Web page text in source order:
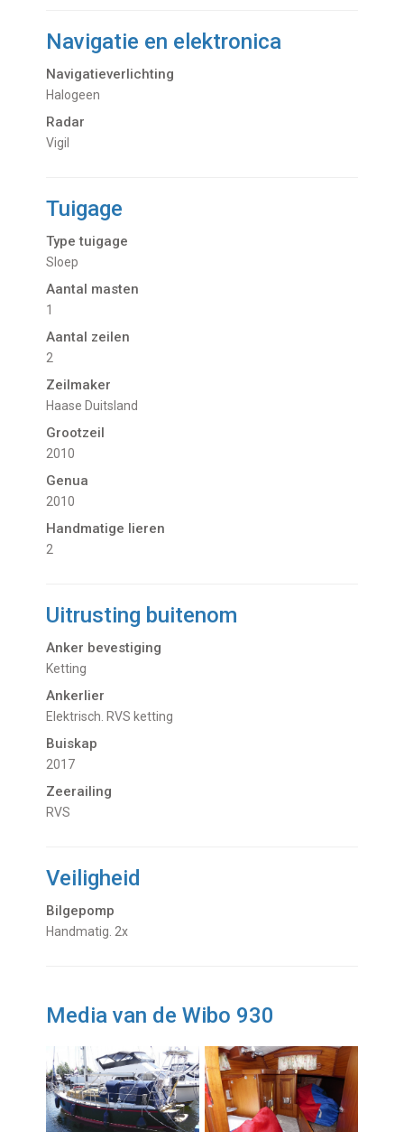
Navigatie en elektronica
Navigatieverlichting
halogeen
Radar
Vigil
Tuigage
Type tuigage
Sloep
Aantal masten
1
Aantal zeilen
2
Zeilmaker
Haase Duitsland
Grootzeil
2010
Genua
2010
Handmatige lieren
2
Uitrusting buitenom
Anker bevestiging
Ketting
Ankerlier
Elektrisch. RVS ketting
Buiskap
2017
Zeerailing
RVS
Veiligheid
Bilgepomp
Handmatig. 2x
Media van de Wibo 930